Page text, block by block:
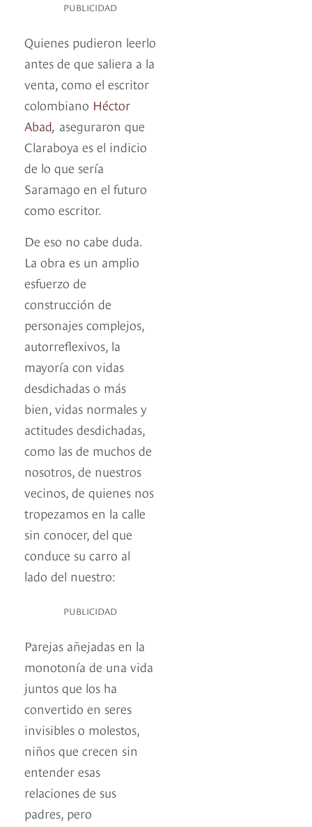
PUBLICIDAD
Quienes pudieron leerlo
antes de que saliera a la
venta, como el escritor
colombiano Héctor
Abad, aseguraron que
Claraboya es el indicio
de lo que sería
Saramago en el futuro
como escritor.
De eso no cabe duda.
La obra es un amplio
esfuerzo de
construcción de
personajes complejos,
autorreflexivos, la
mayoría con vidas
desdichadas o más
bien, vidas normales y
actitudes desdichadas,
como las de muchos de
nosotros, de nuestros
vecinos, de quienes nos
tropezamos en la calle
sin conocer, del que
conduce su carro al
lado del nuestro:
PUBLICIDAD
Parejas añejadas en la
monotonía de una vida
juntos que los ha
convertido en seres
invisibles o molestos,
niños que crecen sin
entender esas
relaciones de sus
padres, pero